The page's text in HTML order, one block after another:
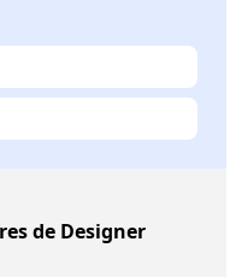
de Designer